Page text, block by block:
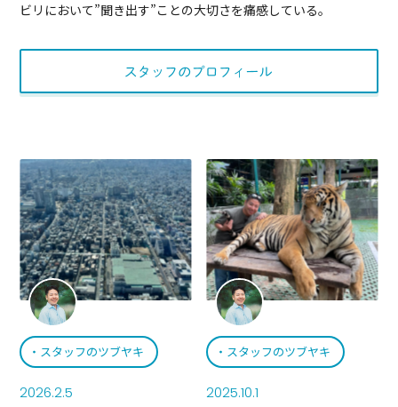
ビリにおいて”聞き出す”ことの大切さを痛感している。
スタッフのツブヤキ
2026.2.5
スタッフのツブヤキ
2025.10.1